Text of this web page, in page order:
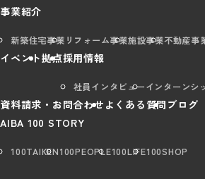
事業紹介
新築住宅事業 リフォーム事業施設事業不動産事
イベント拠点採用情報
社員インタビューインターンシ
資料請求・お問合わせ よくある質問 ブログ
AIBA 100 STORY
100TAIKEN100PEOPLE100LIFE100SHOP